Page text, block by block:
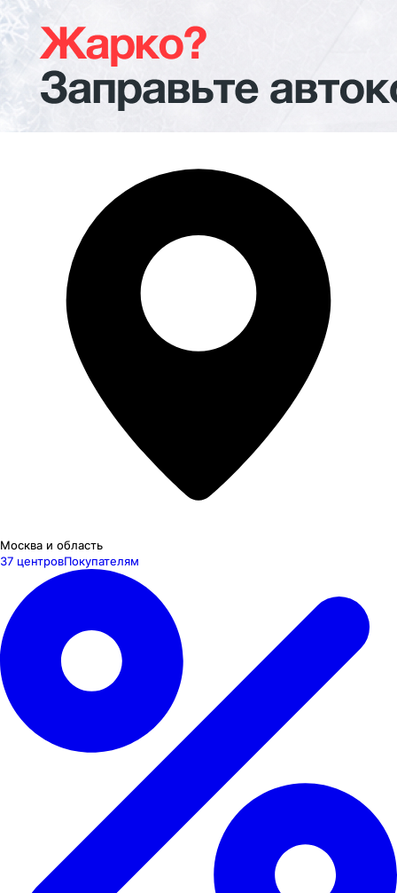
Москва и область
37 центровПокупателям